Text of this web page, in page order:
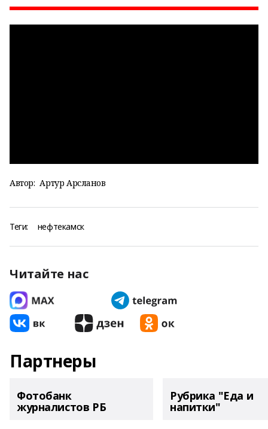
Автор: Артур Арсланов
Теги: нефтекамск
Читайте нас
Партнеры
Фотобанк
журналистов РБ
Рубрика "Еда и
напитки"